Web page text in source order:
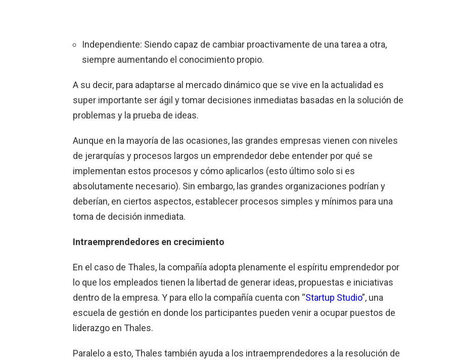
Independiente: Siendo capaz de cambiar proactivamente de una tarea a otra,
siempre aumentando el conocimiento propio.
A su decir, para adaptarse al mercado dinámico que se vive en la actualidad es
super importante ser ágil y tomar decisiones inmediatas basadas en la solución de
problemas y la prueba de ideas.
Aunque en la mayoría de las ocasiones, las grandes empresas vienen con niveles
de jerarquías y procesos largos un emprendedor debe entender por qué se
implementan estos procesos y cómo aplicarlos (esto último solo si es
absolutamente necesario). Sin embargo, las grandes organizaciones podrían y
deberían, en ciertos aspectos, establecer procesos simples y mínimos para una
toma de decisión inmediata.
Intraemprendedores en crecimiento
En el caso de Thales, la compañía adopta plenamente el espíritu emprendedor por
lo que los empleados tienen la libertad de generar ideas, propuestas e iniciativas
dentro de la empresa. Y para ello la compañía cuenta con “Startup Studio”, una
escuela de gestión en donde los participantes pueden venir a ocupar puestos de
liderazgo en Thales.
Paralelo a esto, Thales también ayuda a los intraemprendedores a la resolución de